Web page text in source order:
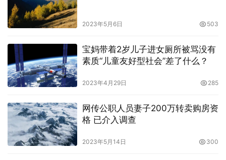
2023年5月6日 503
宝妈带着2岁儿子进女厕所被骂没有
素质“儿童友好型社会”差了什么？
2023年4月29日 285
网传公职人员妻子200万转卖购房资
格 已介入调查
2023年5月14日 300